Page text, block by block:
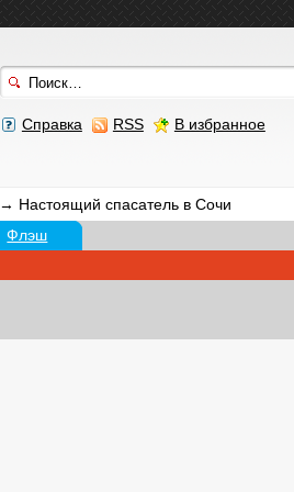
Справка RSS В избранное
→ Настоящий спасатель в Сочи
Флэш